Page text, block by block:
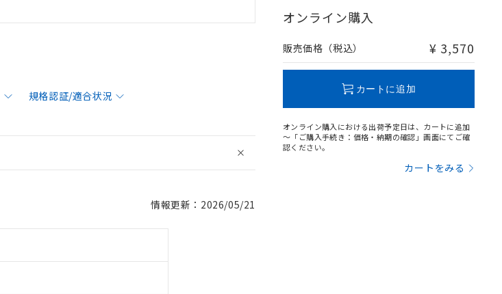
規格認証/適合状況
情報更新：2026/05/21
オンライン購入
販売価格（税込） ¥ 3,570
カートに追加
オンライン購入における出荷予定日は、カートに追加
～「ご購入手続き：価格・納期の確認」画面にてご確
認ください。
カートをみる